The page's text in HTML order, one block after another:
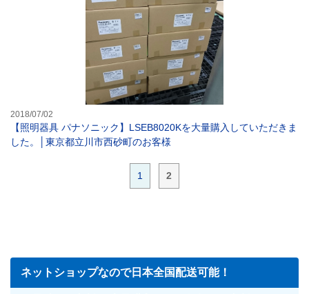
2018/07/02
【照明器具 パナソニック】LSEB8020Kを大量購入していただきま
した。│東京都立川市西砂町のお客様
1 2
ネットショップなので日本全国配送可能！